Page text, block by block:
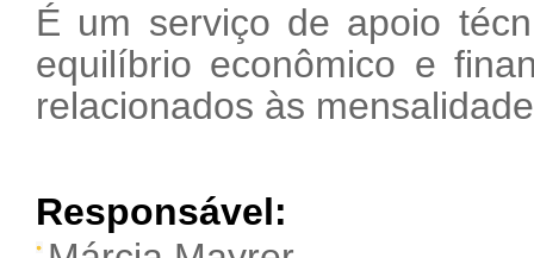
É um serviço de apoio
equilíbrio econômico e
relacionados às
Responsável: